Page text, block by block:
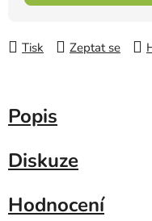
Tisk Zeptat se
Popis
Diskuze
Hodnocení